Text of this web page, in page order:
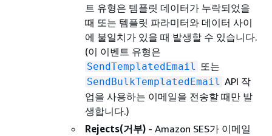
트 유형은 템플릿 데이터가 누락되었을
때 또는 템플릿 파라미터와 데이터 사이
에 불일치가 있을 때 발생할 수 있습니다.
(이 이벤트 유형은
SendTemplatedEmail 또는
SendBulkTemplatedEmail API 작
업을 사용하는 이메일을 전송할 때만 발
생합니다.)
Rejects(거부) - Amazon SES가 이메일